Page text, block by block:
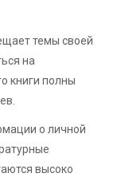
темы своей
на
книги полны
о личной
высоко